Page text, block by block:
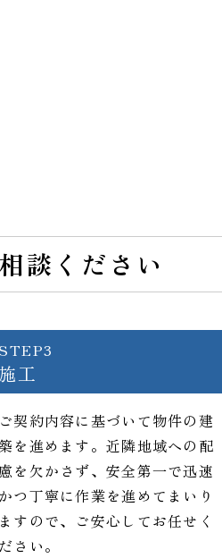
談ください
STEP3
施工
ご契約内容に基づいて物件の建
築を進めます。近隣地域への配
慮を欠かさず、安全第一で迅速
かつ丁寧に作業を進めてまいり
ますので、ご安心してお任せく
ださい。